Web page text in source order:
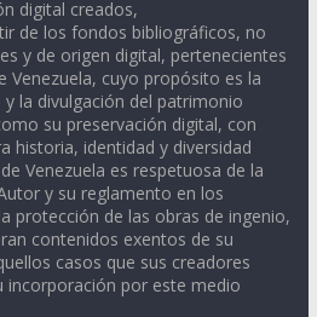
digital creados,
de los fondos bibliográficos, no
y de origen digital, pertenecientes
Venezuela, cuyo propósito es la
la divulgación del patrimonio
su preservación digital, con
historia, identidad y diversidad
Venezuela es respetuosa de la
y su reglamento en los
protección de las obras de ingenio,
contenidos exentos de su
casos que sus creadores
por este medio